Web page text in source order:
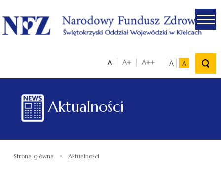
.
A A+ A++ A A
Aktualności
Strona główna › Aktualności